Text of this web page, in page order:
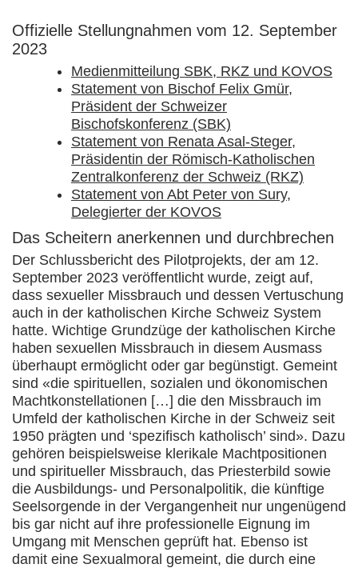
Offizielle Stellungnahmen vom 12. September
2023
Medienmitteilung SBK, RKZ und KOVOS
Statement von Bischof Felix Gmür,
Präsident der Schweizer
Bischofskonferenz (SBK)
Statement von Renata Asal-Steger,
Präsidentin der Römisch-Katholischen
Zentralkonferenz der Schweiz (RKZ)
Statement von Abt Peter von Sury,
Delegierter der KOVOS
Das Scheitern anerkennen und durchbrechen
Der Schlussbericht des Pilotprojekts, der am 12.
September 2023 veröffentlicht wurde, zeigt auf,
dass sexueller Missbrauch und dessen Vertuschung
auch in der katholischen Kirche Schweiz System
hatte. Wichtige Grundzüge der katholischen Kirche
haben sexuellen Missbrauch in diesem Ausmass
überhaupt ermöglicht oder gar begünstigt. Gemeint
sind «die spirituellen, sozialen und ökonomischen
Machtkonstellationen […] die den Missbrauch im
Umfeld der katholischen Kirche in der Schweiz seit
1950 prägten und ‘spezifisch katholisch’ sind». Dazu
gehören beispielsweise klerikale Machtpositionen
und spiritueller Missbrauch, das Priesterbild sowie
die Ausbildungs- und Personalpolitik, die künftige
Seelsorgende in der Vergangenheit nur ungenügend
bis gar nicht auf ihre professionelle Eignung im
Umgang mit Menschen geprüft hat. Ebenso ist
damit eine Sexualmoral gemeint, die durch eine